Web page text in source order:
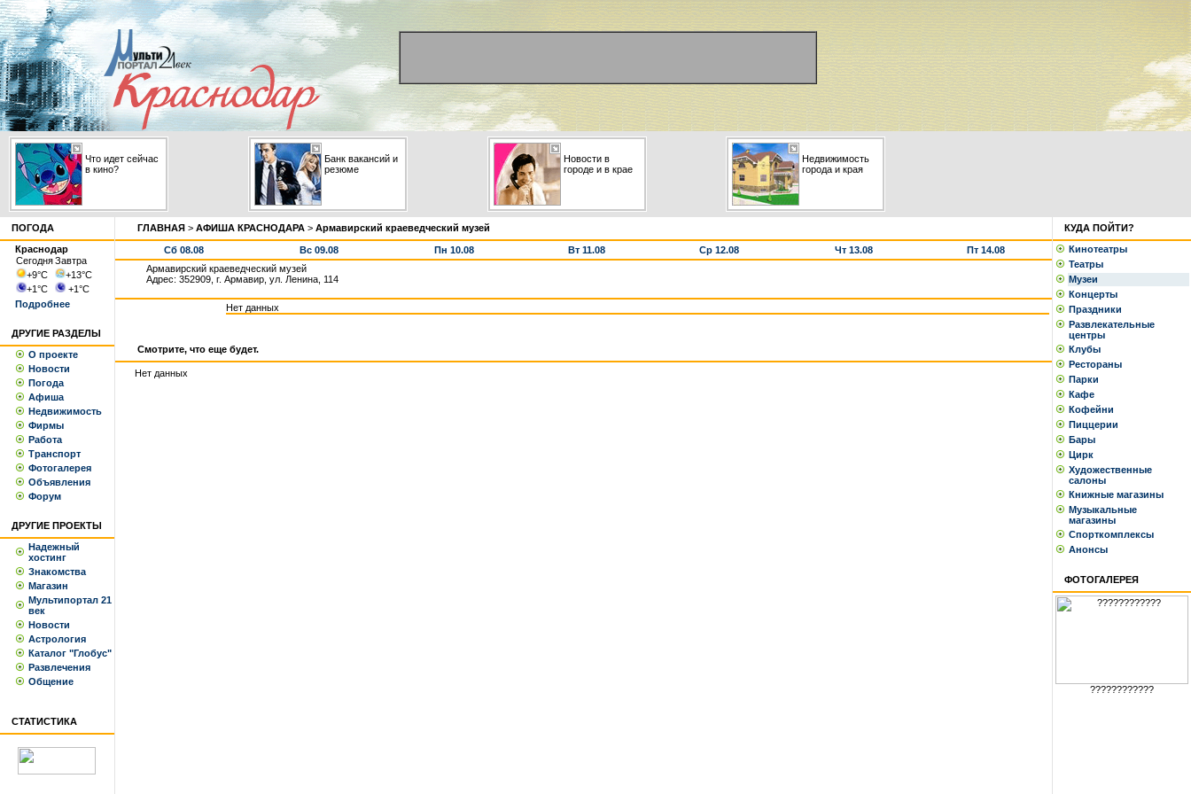
Что идет сейчас
в кино?
Банк вакансий и
резюме
Новости в
городе и в крае
Недвижимость
города и края
ПОГОДА
Краснодар
СегодняЗавтра
+9°С +13°С
+1°С +1°С
Подробнее
ДРУГИЕ РАЗДЕЛЫ
О проекте
Новости
Погода
Афиша
Недвижимость
Фирмы
Работа
Транспорт
Фотогалерея
Объявления
Форум
ДРУГИЕ ПРОЕКТЫ
Надежный
хостинг
Знакомства
Магазин
Мультипортал 21
век
Новости
Астрология
Каталог "Глобус"
Развлечения
Общение
СТАТИСТИКА
ГЛАВНАЯ > АФИША КРАСНОДАРА > Армавирский краеведческий музей
Сб 08.08 Вс 09.08 Пн 10.08 Вт 11.08 Ср 12.08 Чт 13.08
Пт 14.08
Армавирский краеведческий музей
Адрес: 352909, г. Армавир, ул. Ленина, 114
Нет данных
Смотрите, что еще будет.
Нет данных
КУДА ПОЙТИ?
Кинотеатры
Театры
Музеи
Концерты
Праздники
Развлекательные
центры
Клубы
Рестораны
Парки
Кафе
Кофейни
Пиццерии
Бары
Цирк
Художественные
салоны
Книжные магазины
Музыкальные
магазины
Спорткомплексы
Анонсы
ФОТОГАЛЕРЕЯ
????????????